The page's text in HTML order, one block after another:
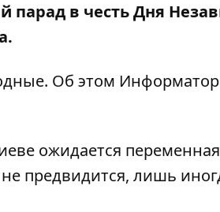
парад в честь Дня
Об этом Информатор
ожидается
предвидится, лишь